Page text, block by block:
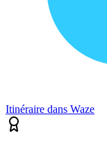
Itinéraire dans Waze